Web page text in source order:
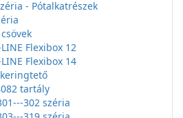
- Pótalkatrészek
LINE Flexibox 12
LINE Flexibox 14
keringtető
tartály
302 széria